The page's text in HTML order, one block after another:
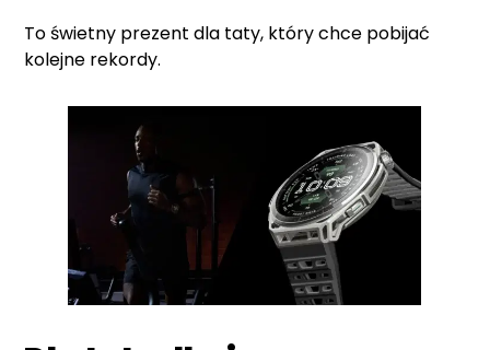
To świetny prezent dla taty, który chce pobijać
kolejne rekordy.